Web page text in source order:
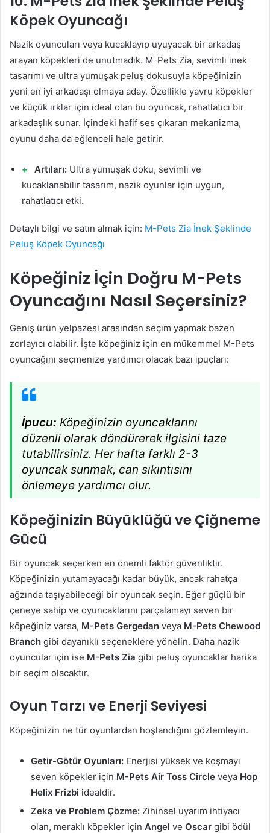
Köpek Oyuncağı
Nazik oyuncuları veya kucaklayıp uyuyacak bir arkadaş
arayan köpekleri de unutmadık. M-Pets Zia, sevimli inek
tasarımı ve ultra yumuşak peluş dokusuyla köpeğinizin
yeni en iyi arkadaşı olmaya aday. Özellikle yavru köpekler
ve küçük ırklar için ideal olan bu oyuncak, rahatlatıcı bir
arkadaşlık sunar. İçindeki hafif ses çıkaran mekanizma,
oyunu daha da eğlenceli hale getirir.
Artıları: Ultra yumuşak doku, sevimli ve
kucaklanabilir tasarım, nazik oyunlar için uygun,
rahatlatıcı etki.
Detaylı bilgi ve satın almak için: M-Pets Zia İnek Şeklinde
Peluş Köpek Oyuncağı
Köpeğiniz İçin Doğru M-Pets
Oyuncağını Nasıl Seçersiniz?
Geniş ürün yelpazesi arasından seçim yapmak bazen
zorlayıcı olabilir. İşte köpeğiniz için en mükemmel M-Pets
oyuncağını seçmenize yardımcı olacak bazı ipuçları:
İpucu: Köpeğinizin oyuncaklarını
düzenli olarak döndürerek ilgisini taze
tutabilirsiniz. Her hafta farklı 2-3
oyuncak sunmak, can sıkıntısını
önlemeye yardımcı olur.
Köpeğinizin Büyüklüğü ve Çiğneme
Gücü
Bir oyuncak seçerken en önemli faktör güvenliktir.
Köpeğinizin yutamayacağı kadar büyük, ancak rahatça
ağzında taşıyabileceği bir oyuncak seçin. Eğer güçlü bir
çeneye sahip ve oyuncaklarını parçalamayı seven bir
köpeğiniz varsa, M-Pets Gergedan veya M-Pets Chewood
Branch gibi dayanıklı seçeneklere yönelin. Daha nazik
oyuncular için ise M-Pets Zia gibi peluş oyuncaklar harika
bir seçim olacaktır.
Oyun Tarzı ve Enerji Seviyesi
Köpeğinizin ne tür oyunlardan hoşlandığını gözlemleyin.
Getir-Götür Oyunları: Enerjisi yüksek ve koşmayı
seven köpekler için M-Pets Air Toss Circle veya Hop
Helix Frizbi idealdir.
Zeka ve Problem Çözme: Zihinsel uyarım ihtiyacı
olan, meraklı köpekler için Angel ve Oscar gibi ödül